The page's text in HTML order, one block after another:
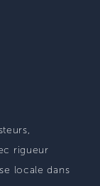
rigueur
locale dans